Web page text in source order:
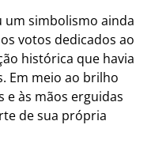
um simbolismo ainda
votos dedicados ao
histórica que havia
Em meio ao brilho
e às mãos erguidas
de sua própria